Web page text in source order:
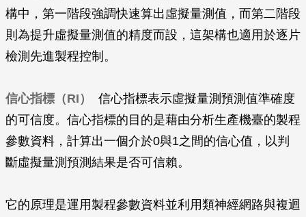
構中，第一階段強調快速算出虛擬量測值，而第二階段
則為提升虛擬量測值的精度而設，這架構也適用於逐片
檢測先進製程控制。
信心指標（RI）
信心指標表示虛擬量測預測值準確度
的可信度。信心指標的目的是藉由分析生產機臺的製程
參數資料，計算出一個介於0與1之間的信心值，以判
斷虛擬量測預測結果是否可信賴。
它的原理是運用製程參數資料並利用類神經網路與複迴